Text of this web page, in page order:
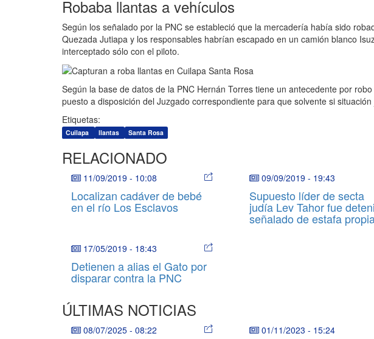
Robaba llantas a vehículos
Según los señalado por la PNC se estableció que la mercadería había sido
Quezada Jutiapa y los responsables habrían escapado en un camión blanco
interceptado sólo con el piloto.
Según la base de datos de la PNC Hernán Torres tiene un antecedente por
puesto a disposición del Juzgado correspondiente para que solvente si
Etiquetas:
Cuilapa llantas Santa Rosa
RELACIONADO
11/09/2019 - 10:08
Localizan cadáver de bebé
en el río Los Esclavos
09/09/2019 - 19:43
Supuesto líder de secta
judía Lev Tahor fue
señalado de estafa
17/05/2019 - 18:43
Detienen a alias el Gato por
disparar contra la PNC
ÚLTIMAS NOTICIAS
08/07/2025 - 08:22 01/11/2023 - 15:24